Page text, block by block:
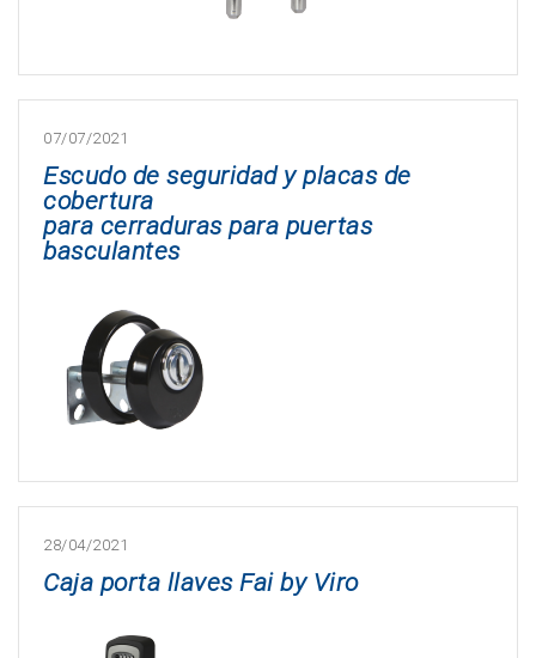
07/07/2021
Escudo de seguridad y placas de
cobertura
para cerraduras para puertas
basculantes
28/04/2021
Caja porta llaves Fai by Viro